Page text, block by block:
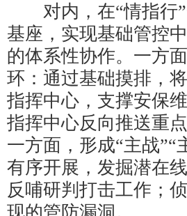
对内，在“情指行”
基座，实现基础管控
的体系性协作。一方
环：通过基础摸排，
指挥中心，支撑安保
指挥中心反向推送重
一方面，形成“主战
有序开展，发掘潜在
反哺研判打击工作；